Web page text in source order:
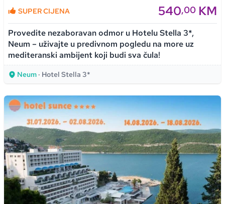
SUPER CIJENA 540,00 KM
Provedite nezaboravan odmor u Hotelu Stella 3*,
Neum – uživajte u predivnom pogledu na more uz
mediteranski ambijent koji budi sva čula!
Neum · Hotel Stella 3*